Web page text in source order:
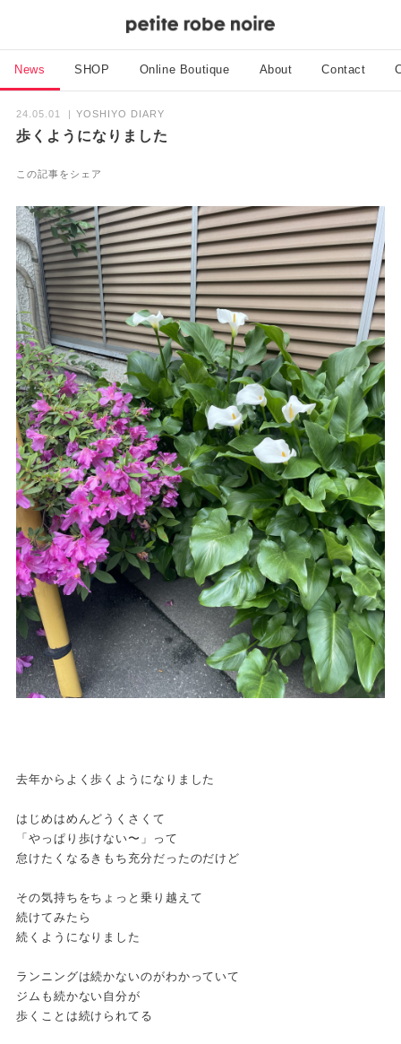
News SHOP Online Boutique About Contact
24.05.01 YOSHIYO DIARY
歩くようになりました
この記事をシェア
去年からよく歩くようになりました
はじめはめんどうくさくて
「やっぱり歩けない〜」って
怠けたくなるきもち充分だったのだけど
その気持ちをちょっと乗り越えて
続けてみたら
続くようになりました
ランニングは続かないのがわかっていて
ジムも続かない自分が
歩くことは続けられてる